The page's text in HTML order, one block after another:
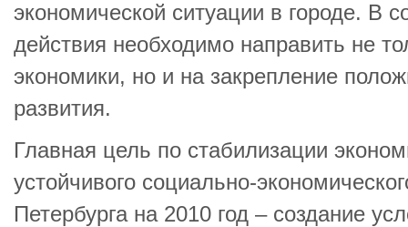
экономической ситуации в городе. В
действия необходимо направить не
экономики, но и на закрепление
развития.
Главная цель по стабилизации
устойчивого социально-
Петербурга на 2010 год – создание